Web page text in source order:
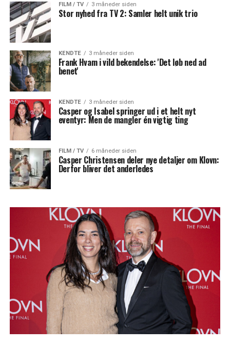
FILM / TV 3 måneder siden
Stor nyhed fra TV 2: Samler helt unik trio
KENDTE 3 måneder siden
Frank Hvam i vild bekendelse: 'Det løb ned ad
benet'
KENDTE 3 måneder siden
Casper og Isabel springer ud i et helt nyt
eventyr: Men de mangler én vigtig ting
FILM / TV 6 måneder siden
Casper Christensen deler nye detaljer om Klovn:
Derfor bliver det anderledes